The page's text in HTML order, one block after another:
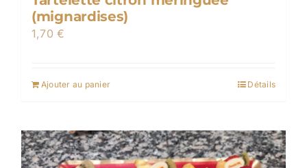
(mignardises)
1,70€
Ajouter au panier Détails